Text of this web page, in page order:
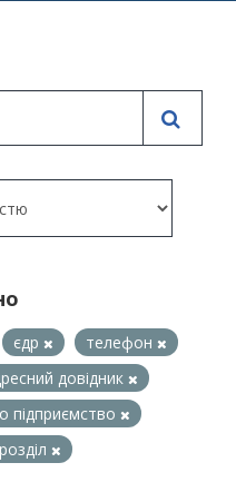
єдр
телефон
довідник
підприємство